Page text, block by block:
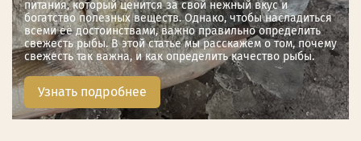
питания, который ценится за свой нежный вкус и
богатство полезных веществ. Однако, чтобы насладиться
всеми её достоинствами, важно правильно определить
свежесть рыбы. В этой статье мы расскажем о том, почему
свежесть так важна, и как определить качество рыбы.
Узнать подробнее